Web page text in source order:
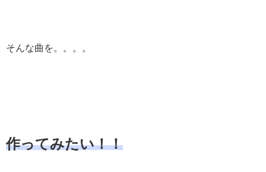
そんな曲を。。。。
作ってみたい！！